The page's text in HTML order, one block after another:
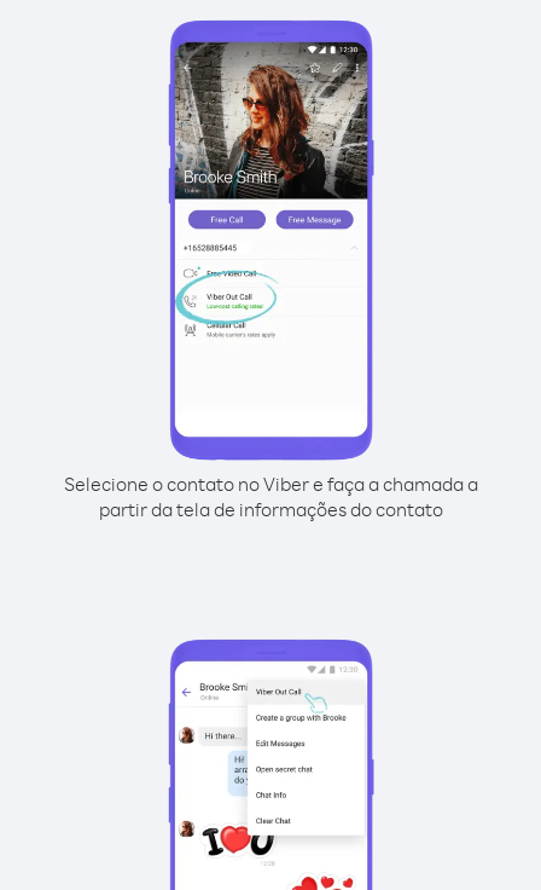
Selecione o contato no Viber e faça a chamada a
partir da tela de informações do contato